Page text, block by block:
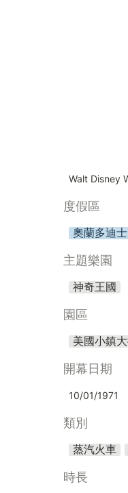
Walt Disney
度假區
奧蘭多迪
主題樂園
神奇王國
園區
美國小鎮
開幕日期
10/01/1971
類別
蒸汽火車
時長